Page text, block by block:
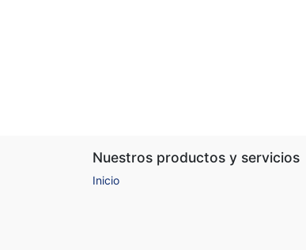
Nuestros productos y servicios
Inicio